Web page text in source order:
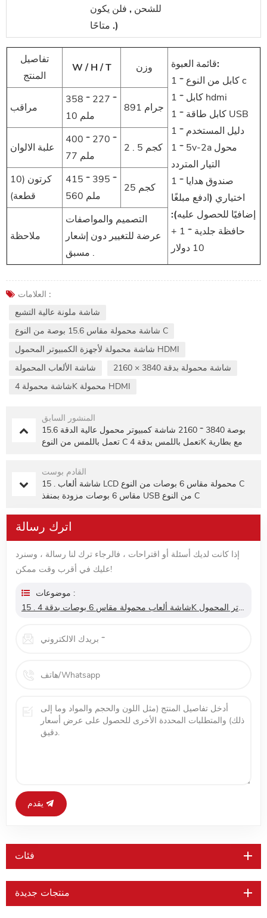
للشحن , فلن يكون
متاحًا .)
تفاصيل
المنتج
W / H / T وزن
قائمة العبوة:
1 * كابل من النوع c
1 * كابل hdmi
1 * كابل طاقة USB
1 * دليل المستخدم
1 * 5v-2a محول
التيار المتردد
1 * صندوق هدايا
اختياري (ادفع مبلغًا
إضافيًا للحصول عليه):
حافظة جلدية * 1 +
10 دولار
مراقب
358 * 227 *
10 ملم
891 جرام
علبة الالوان
400 * 270 *
77 ملم
2 . 5 كجم
كرتون (10
قطعة)
415 * 395 *
560 ملم
25 كجم
ملاحظة
التصميم والمواصفات
عرضة للتغيير دون إشعار
مسبق .
العلامات :
شاشة ملونة عالية التشبع
شاشة محمولة مقاس 15.6 بوصة من النوع C
شاشة محمولة لأجهزة الكمبيوتر المحمول HDMI
شاشة الألعاب المحمولة
شاشة محمولة بدقة 3840 × 2160
شاشة محمولة 4K محمولة HDMI
المنشور السابق
15.6 بوصة 3840 * 2160 شاشة كمبيوتر محمول عالية الدقة
تعمل باللمس من النوع C تعمل باللمس بدقة 4K مع بطارية
القادم بوست
15 . شاشة ألعاب LCD محمولة مقاس 6 بوصات من النوع C
مقاس 6 بوصات مزودة بمنفذ USB من النوع C
اترك رسالة
إذا كانت لديك أسئلة أو اقتراحات ، فالرجاء ترك لنا رسالة ، وسنرد
عليك في أقرب وقت ممكن!
موضوعات :
15 . شاشة ألعاب محمولة مقاس 6 بوصات بدقة 4K بنسبة 100٪ بمجموعة ألوان 100٪ لأجهزة الكمبيوتر المحمول
يقدم
فئات
منتجات جديدة